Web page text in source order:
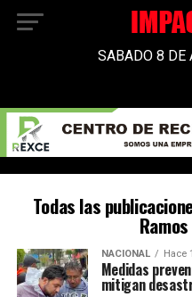
SABADO 8 DE
Todas las
NACIONAL Hace
Medidas
mitigan